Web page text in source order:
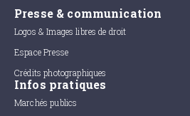
Presse & communication
Logos & Images libres de droit
Espace Presse
Crédits photographiques
Infos pratiques
Marchés publics